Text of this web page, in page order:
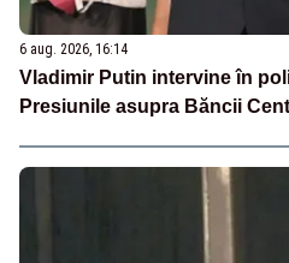
6 aug. 2026, 16:14
Vladimir Putin intervine în
Presiunile asupra Băncii